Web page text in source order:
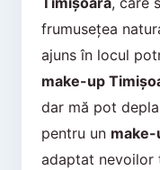
frumusețea
ajuns în locul
make-up
dar mă pot
pentru un
adaptat nevoilor